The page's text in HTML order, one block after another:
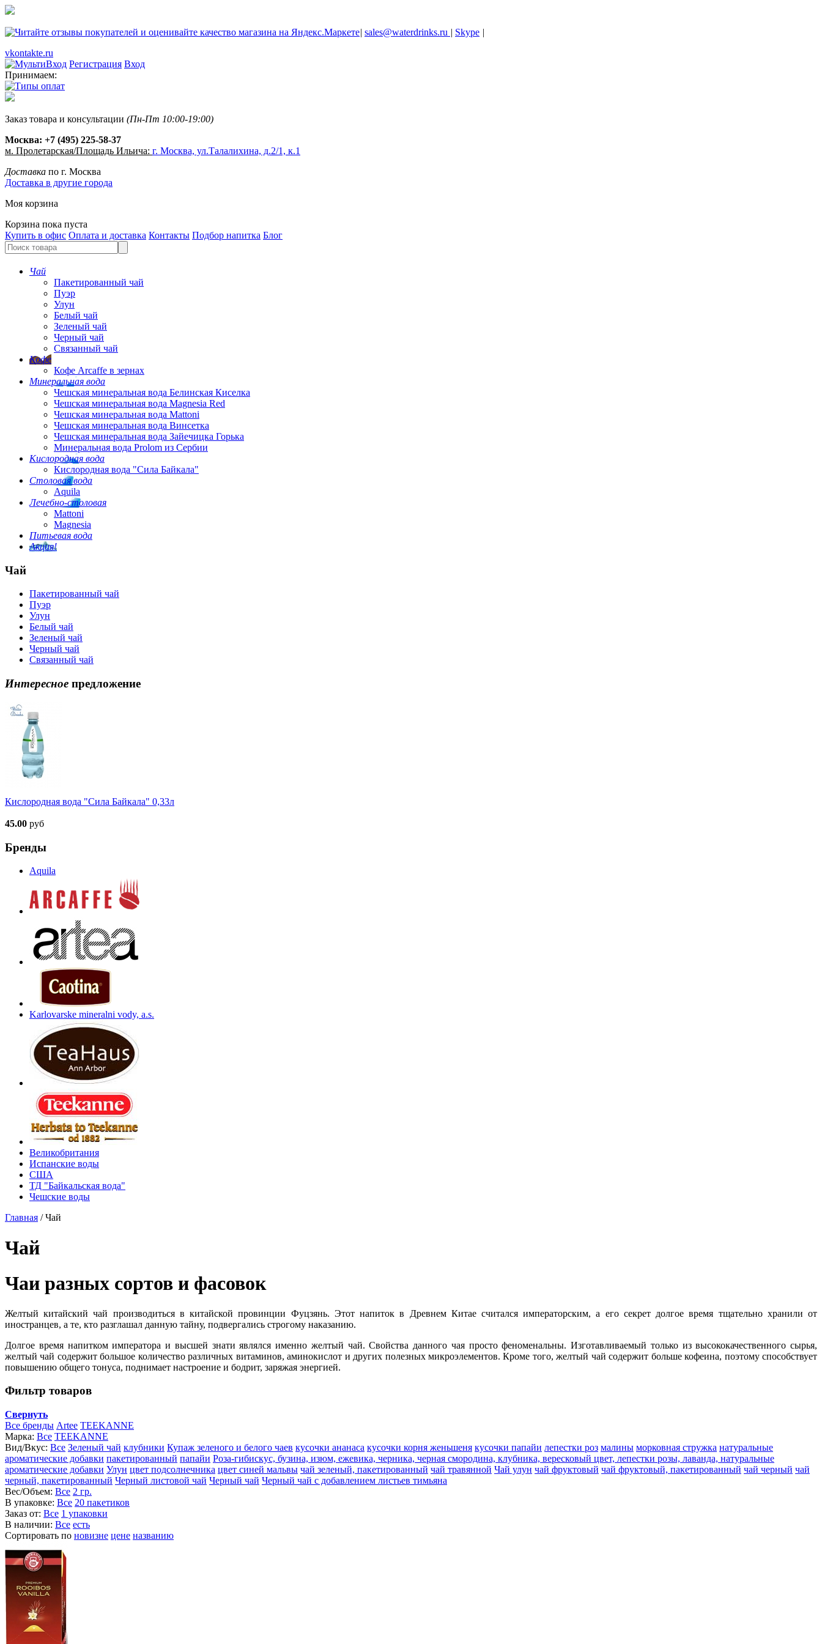
| sales@waterdrinks.ru | Skype |
vkontakte.ru
Регистрация Вход
Принимаем:
Заказ товара и консультации (Пн-Пт 10:00-19:00)
Москва: +7 (495) 225-58-37
м. Пролетарская/Площадь Ильича: г. Москва, ул.Талалихина, д.2/1, к.1
Доставка по г. Москва
Доставка в другие города
Моя корзина
Корзина пока пуста
Купить в офис Оплата и доставка Контакты Подбор напитка Блог
Чай
Пакетированный чай
Пуэр
Улун
Белый чай
Зеленый чай
Черный чай
Связанный чай
Кофе
Кофе Arcaffe в зернах
Минеральная вода
Чешская минеральная вода Белинская Киселка
Чешская минеральная вода Magnesia Red
Чешская минеральная вода Mattoni
Чешская минеральная вода Винсетка
Чешская минеральная вода Зайечицка Горька
Минеральная вода Prolom из Сербии
Кислородная вода
Кислородная вода "Сила Байкала"
Столовая вода
Aquila
Лечебно-столовая
Mattoni
Magnesia
Питьевая вода
Акция!
Чай
Пакетированный чай
Пуэр
Улун
Белый чай
Зеленый чай
Черный чай
Связанный чай
Интересное предложение
Кислородная вода "Сила Байкала" 0,33л
45.00 руб
Бренды
Aquila
Karlovarske mineralni vody, a.s.
Великобритания
Испанские воды
США
ТД "Байкальская вода"
Чешские воды
Главная /Чай
Чай
Чаи разных сортов и фасовок
Желтый китайский чай производиться в китайской провинции Фуцзянь. Этот напиток в Древнем Китае считался императорским, а его секрет долгое время тщательно хранили от
иностранцев, а те, кто разглашал данную тайну, подвергались строгому наказанию.
Долгое время напитком императора и высшей знати являлся именно желтый чай. Свойства данного чая просто феноменальны. Изготавливаемый только из высококачественного сырья,
желтый чай содержит большое количество различных витаминов, аминокислот и других полезных микроэлементов. Кроме того, желтый чай содержит больше кофеина, поэтому способствует
повышению общего тонуса, поднимает настроение и бодрит, заряжая энергией.
Фильтр товаров
Свернуть
Все бренды Artee TEEKANNE
Марка: Все TEEKANNE
Вид/Вкус: Все Зеленый чай клубники Купаж зеленого и белого чаев кусочки ананаса кусочки корня женьшеня кусочки папайи лепестки роз малины морковная стружка натуральные
ароматические добавки пакетированный папайи Роза-гибискус, бузина, изюм, ежевика, черника, черная смородина, клубника, вересковый цвет, лепестки розы, лаванда, натуральные
ароматические добавки Улун цвет подсолнечника цвет синей мальвы чай зеленый, пакетированный чай травянной Чай улун чай фруктовый чай фруктовый, пакетированный чай черный чай
черный, пакетированный Черный листовой чай Черный чай Черный чай с добавлением листьев тимьяна
Вес/Объем: Все 2 гр.
В упаковке: Все 20 пакетиков
Заказ от: Все 1 упаковки
В наличии: Все есть
Сортировать по новизне цене названию